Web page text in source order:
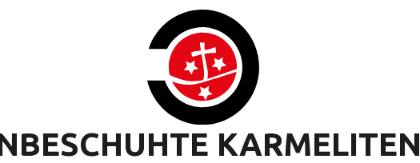
KARMELITEN